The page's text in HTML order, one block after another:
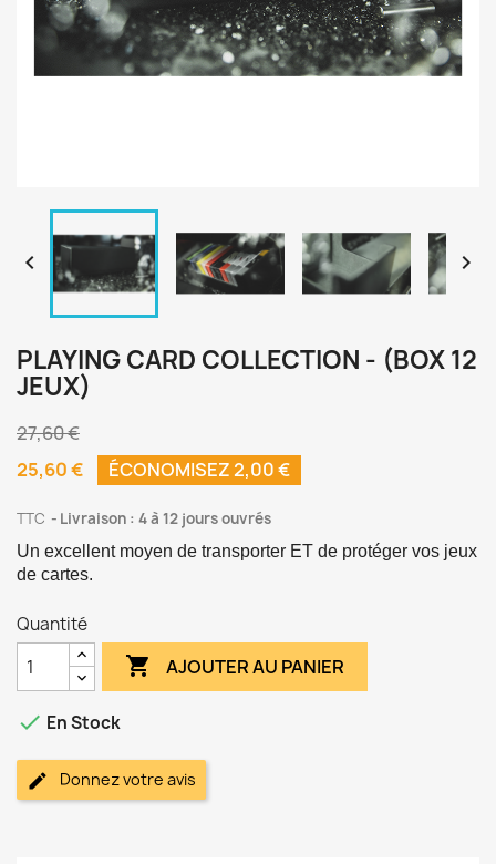
 
PLAYING CARD COLLECTION - (BOX 12
JEUX)
27,60 €
25,60 €
ÉCONOMISEZ 2,00 €
TTC Livraison : 4 à 12 jours ouvrés
Un excellent moyen de transporter ET de protéger vos jeux
de cartes.
Quantité
 AJOUTER AU PANIER
 En Stock
Donnez votre avis